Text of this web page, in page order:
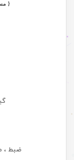
{
ضبط ،